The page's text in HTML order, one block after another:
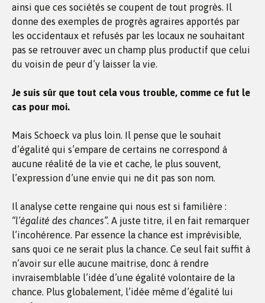
ainsi que ces sociétés se coupent de tout progrès. Il
donne des exemples de progrès agraires apportés par
les occidentaux et refusés par les locaux ne souhaitant
pas se retrouver avec un champ plus productif que celui
du voisin de peur d’y laisser la vie.
Je suis sûr que tout cela vous trouble, comme ce fut le
cas pour moi.
Mais Schoeck va plus loin. Il pense que le souhait
d’égalité qui s’empare de certains ne correspond à
aucune réalité de la vie et cache, le plus souvent,
l’expression d’une envie qui ne dit pas son nom.
Il analyse cette rengaine qui nous est si familière :
“l’égalité des chances”. A juste titre, il en fait remarquer
l’incohérence. Par essence la chance est imprévisible,
sans quoi ce ne serait plus la chance. Ce seul fait suffit à
n’avoir sur elle aucune maitrise, donc à rendre
invraisemblable l’idée d’une égalité volontaire de la
chance. Plus globalement, l’idée même d’égalité lui